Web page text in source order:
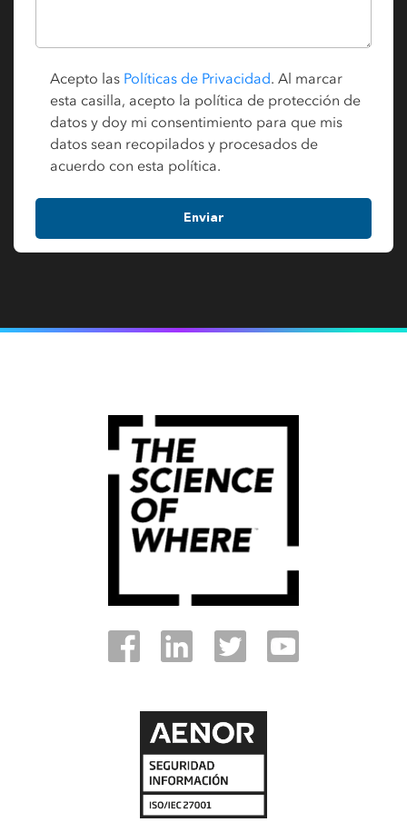
Acepto las Políticas de Privacidad. Al marcar
esta casilla, acepto la política de protección de
datos y doy mi consentimiento para que mis
datos sean recopilados y procesados de
acuerdo con esta política.